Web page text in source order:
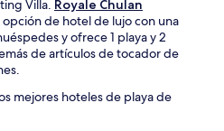
Villa. Royale Chulan
opción de hotel de lujo con una
y ofrece 1 playa y 2
de artículos de tocador de
mejores hoteles de playa de